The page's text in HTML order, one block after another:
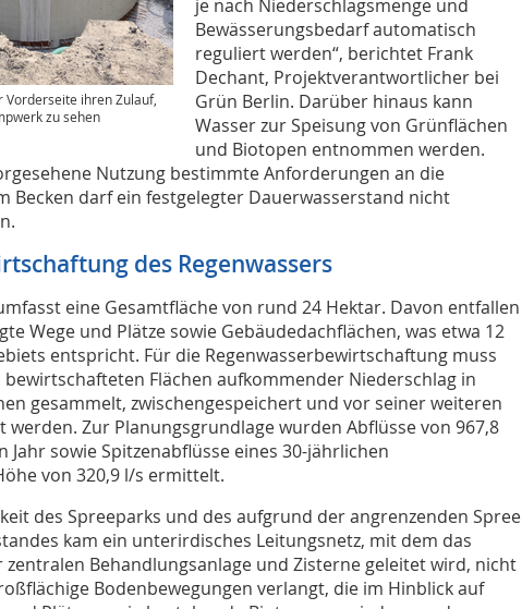
ihren Zulauf,
zu sehen
je nach Niederschlagsmenge und
Bewässerungsbedarf automatisch
reguliert werden“, berichtet Frank
Dechant, Projektverantwortlicher bei
Grün Berlin. Darüber hinaus kann
Wasser zur Speisung von Grünflächen
und Biotopen entnommen werden.
Nutzung bestimmte Anforderungen an die
Becken darf ein festgelegter Dauerwasserstand nicht
des Regenwassers
eine Gesamtfläche von rund 24 Hektar. Davon entfallen
Wege und Plätze sowie Gebäudedachflächen, was etwa 12
entspricht. Für die Regenwasserbewirtschaftung muss
Flächen aufkommender Niederschlag in
gesammelt, zwischengespeichert und vor seiner weiteren
werden. Zur Planungsgrundlage wurden Abflüsse von 967,8
Jahr sowie Spitzenabflüsse eines 30-jährlichen
von 320,9 l/s ermittelt.
des Spreeparks und des aufgrund der angrenzenden Spree
kam ein unterirdisches Leitungsnetz, mit dem das
zentralen Behandlungsanlage und Zisterne geleitet wird, nicht
Bodenbewegungen verlangt, die im Hinblick auf